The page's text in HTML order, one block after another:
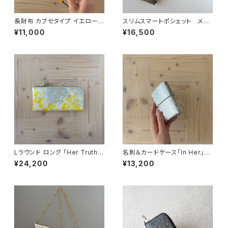
長財布 カブセタイプ イエロー
「OMOTE to OMOTE」
¥11,000
スリムスマートポシェット メッ
シュ型押しゴールド
¥16,500
Lラウンド ロング 「Her Truth」
イエロー
¥24,200
名刺＆カードケース「In Her」シ
ルバー
¥13,200